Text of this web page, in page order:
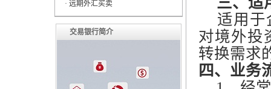
· 远期外汇买卖
交易银行简介
适用于
对境外投
转换需求
四、业务